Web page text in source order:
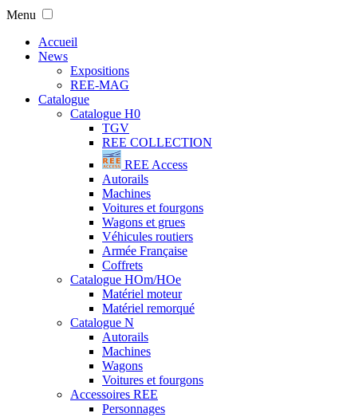
Menu
Accueil
News
Expositions
REE-MAG
Catalogue
Catalogue H0
TGV
REE COLLECTION
REE Access
Autorails
Machines
Voitures et fourgons
Wagons et grues
Véhicules routiers
Armée Française
Coffrets
Catalogue HOm/HOe
Matériel moteur
Matériel remorqué
Catalogue N
Autorails
Machines
Wagons
Voitures et fourgons
Accessoires REE
Personnages